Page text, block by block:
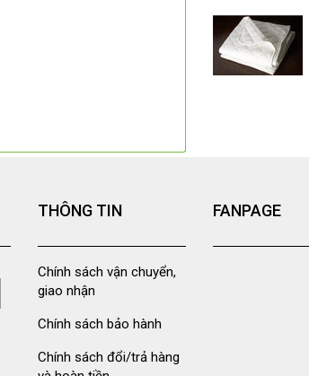
THÔNG TIN
Chính sách vận chuyển,
giao nhận
Chính sách bảo hành
Chính sách đổi/trả hàng
FANPAGE